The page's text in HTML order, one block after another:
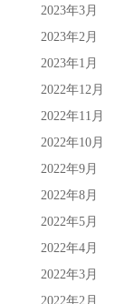
2023年3月
2023年2月
2023年1月
2022年12月
2022年11月
2022年10月
2022年9月
2022年8月
2022年5月
2022年4月
2022年3月
2022年2月